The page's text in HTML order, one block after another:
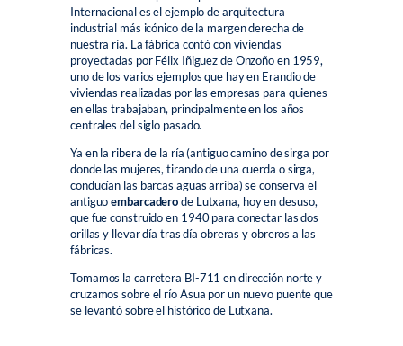
Internacional es el ejemplo de arquitectura
industrial más icónico de la margen derecha de
nuestra ría. La fábrica contó con viviendas
proyectadas por Félix Iñiguez de Onzoño en 1959,
uno de los varios ejemplos que hay en Erandio de
viviendas realizadas por las empresas para quienes
en ellas trabajaban, principalmente en los años
centrales del siglo pasado.
Ya en la ribera de la ría (antiguo camino de sirga por
donde las mujeres, tirando de una cuerda o sirga,
conducían las barcas aguas arriba) se conserva el
antiguoembarcaderode Lutxana, hoy en desuso,
que fue construido en 1940 para conectar las dos
orillas y llevar día tras día obreras y obreros a las
fábricas.
Tomamos la carretera BI-711 en dirección norte y
cruzamos sobre el río Asua por un nuevo puente que
se levantó sobre el histórico de Lutxana.